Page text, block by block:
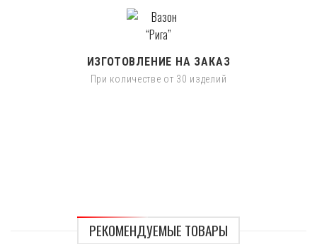
ИЗГОТОВЛЕНИЕ НА ЗАКАЗ
При количестве от 30 изделий
РЕКОМЕНДУЕМЫЕ ТОВАРЫ